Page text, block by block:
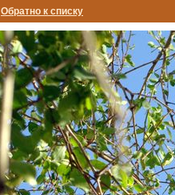
Обратно к списку